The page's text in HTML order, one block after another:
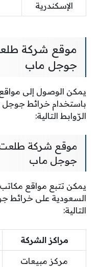
الإسكندرية
موقع شركة
جوجل ماب
يمكن الوصول إلى
باستخدام خرائط
الرّوابط التالية:
موقع شركة
جوجل ماب
يمكن تتبع مواقع
السعودية على خرائط
التالية:
مراكز الشركة
مركز مبيعات